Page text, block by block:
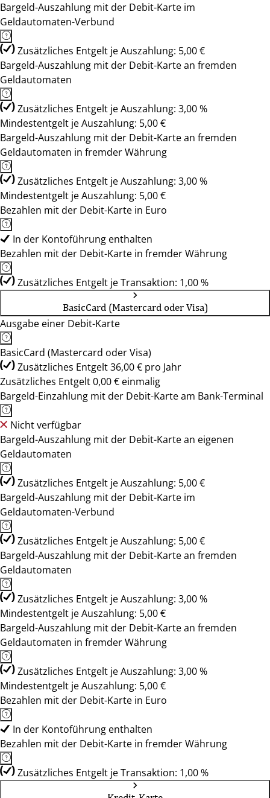
Bargeld-Auszahlung mit der Debit-Karte im
Geldautomaten-Verbund
Zusätzliches Entgelt je Auszahlung: 5,00 €
Bargeld-Auszahlung mit der Debit-Karte an fremden
Geldautomaten
Zusätzliches Entgelt je Auszahlung: 3,00 %
Mindestentgelt je Auszahlung: 5,00 €
Bargeld-Auszahlung mit der Debit-Karte an fremden
Geldautomaten in fremder Währung
Zusätzliches Entgelt je Auszahlung: 3,00 %
Mindestentgelt je Auszahlung: 5,00 €
Bezahlen mit der Debit-Karte in Euro
In der Kontoführung enthalten
Bezahlen mit der Debit-Karte in fremder Währung
Zusätzliches Entgelt je Transaktion: 1,00 %
BasicCard (Mastercard oder Visa)
Ausgabe einer Debit-Karte
BasicCard (Mastercard oder Visa)
Zusätzliches Entgelt 36,00 € pro Jahr
Zusätzliches Entgelt 0,00 € einmalig
Bargeld-Einzahlung mit der Debit-Karte am Bank-Terminal
Nicht verfügbar
Bargeld-Auszahlung mit der Debit-Karte an eigenen
Geldautomaten
Zusätzliches Entgelt je Auszahlung: 5,00 €
Bargeld-Auszahlung mit der Debit-Karte im
Geldautomaten-Verbund
Zusätzliches Entgelt je Auszahlung: 5,00 €
Bargeld-Auszahlung mit der Debit-Karte an fremden
Geldautomaten
Zusätzliches Entgelt je Auszahlung: 3,00 %
Mindestentgelt je Auszahlung: 5,00 €
Bargeld-Auszahlung mit der Debit-Karte an fremden
Geldautomaten in fremder Währung
Zusätzliches Entgelt je Auszahlung: 3,00 %
Mindestentgelt je Auszahlung: 5,00 €
Bezahlen mit der Debit-Karte in Euro
In der Kontoführung enthalten
Bezahlen mit der Debit-Karte in fremder Währung
Zusätzliches Entgelt je Transaktion: 1,00 %